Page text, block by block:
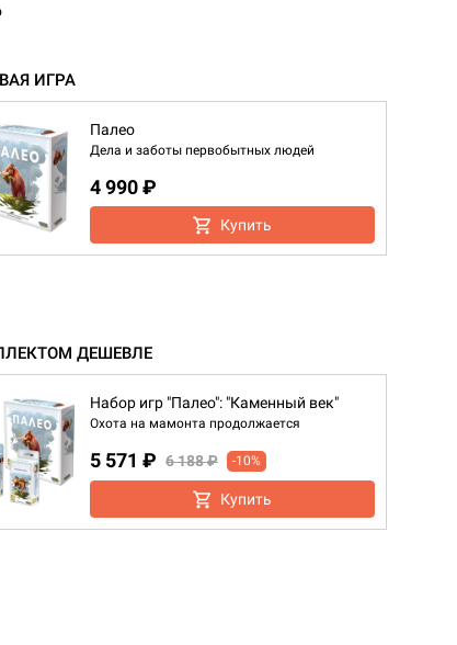
ИГРА
Палео
Дела и заботы первобытных людей
4 990 ₽
Купить
ДЕШЕВЛЕ
Набор игр "Палео": "Каменный век"
Охота на мамонта продолжается
5 571 ₽ 6 188 ₽ -10%
Купить